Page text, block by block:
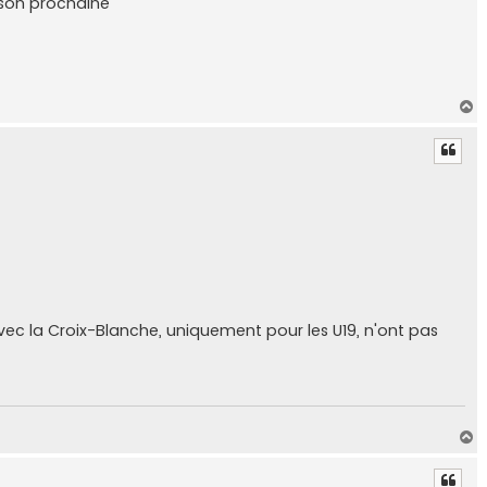
la Croix-Blanche, uniquement pour les U19, n'ont pas